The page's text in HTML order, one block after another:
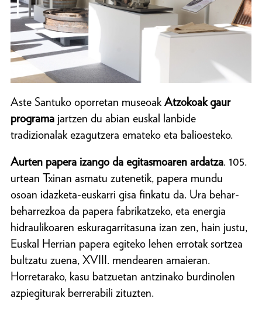
Aste Santuko oporretan museoak Atzokoak gaur
programa jartzen du abian euskal lanbide
tradizionalak ezagutzera emateko eta balioesteko.
Aurten papera izango da egitasmoaren ardatza. 105.
urtean Txinan asmatu zutenetik, papera mundu
osoan idazketa-euskarri gisa finkatu da. Ura behar-
beharrezkoa da papera fabrikatzeko, eta energia
hidraulikoaren eskuragarritasuna izan zen, hain justu,
Euskal Herrian papera egiteko lehen errotak sortzea
bultzatu zuena, XVIII. mendearen amaieran.
Horretarako, kasu batzuetan antzinako burdinolen
azpiegiturak berrerabili zituzten.